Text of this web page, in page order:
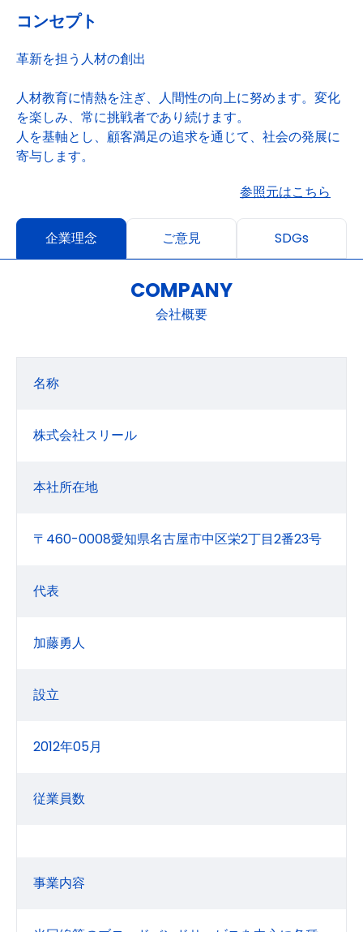
コンセプト
革新を担う人材の創出
人材教育に情熱を注ぎ、人間性の向上に努めます。変化
を楽しみ、常に挑戦者であり続けます。
人を基軸とし、顧客満足の追求を通じて、社会の発展に
寄与します。
参照元はこちら
企業理念 ご意見 SDGs
COMPANY
会社概要
名称
株式会社スリール
本社所在地
〒460-0008愛知県名古屋市中区栄2丁目2番23号
代表
加藤勇人
設立
2012年05月
従業員数
事業内容